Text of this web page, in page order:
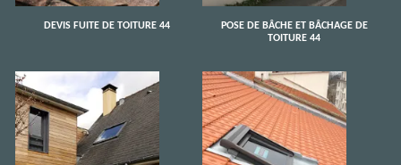
DEVIS FUITE DE TOITURE 44
POSE DE BÂCHE ET BÂCHAGE DE
TOITURE 44